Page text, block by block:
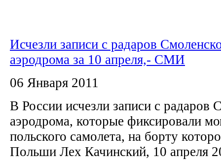
Исчезли записи с радаров
аэродрома за 10 апреля,- СМИ
06 Января 2011
В России исчезли записи с радаров
аэродрома, которые фиксировали
польского самолета, на борту
Польши Лех Качинский, 10 апреля